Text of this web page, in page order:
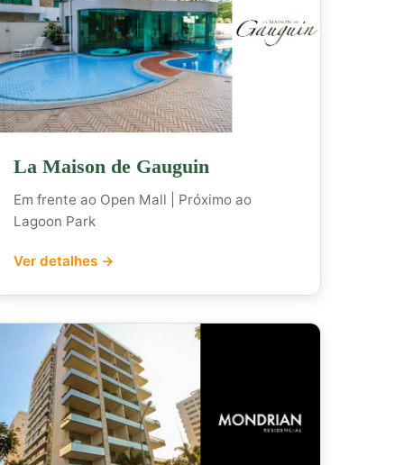
La Maison de Gauguin
Em frente ao Open Mall | Próximo ao
Lagoon Park
Ver detalhes →